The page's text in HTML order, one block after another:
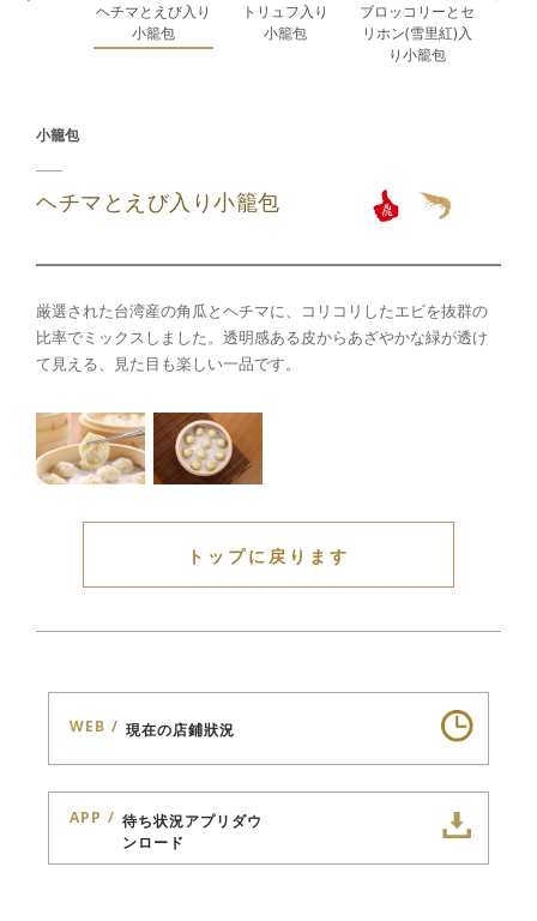
ヘチマとえび入り
小籠包
トリュフ入り
小籠包
ブロッコリーとセ
リホン(雪里紅)入
り小籠包
小籠包
ヘチマとえび入り小籠包
厳選された台湾産の角瓜とヘチマに、コリコリしたエビを抜群の
比率でミックスしました。透明感ある皮からあざやかな緑が透け
て見える、見た目も楽しい一品です。
トップに戻ります
WEB 現在の店鋪狀況
APP
待ち状況アプリダウ
ンロード